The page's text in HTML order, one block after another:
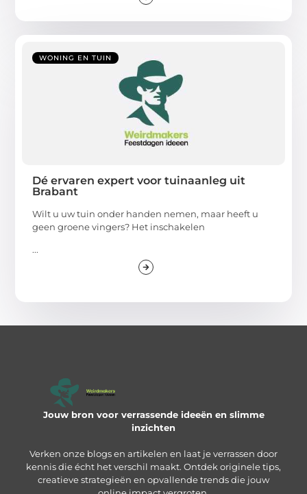
WONING EN TUIN
Dé ervaren expert voor tuinaanleg uit
Brabant
Wilt u uw tuin onder handen nemen, maar heeft u
geen groene vingers? Het inschakelen
...
Jouw bron voor verrassende ideeën en slimme
inzichten
Verken onze blogs en artikelen en laat je verrassen door
kennis die écht het verschil maakt. Ontdek originele tips,
creatieve strategieën en opvallende trends die jouw